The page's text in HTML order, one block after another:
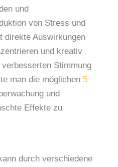
und
von Stress und
direkte Auswirkungen
und kreativ
Stimmung
man die möglichen 5
und
Effekte zu
durch verschiedene